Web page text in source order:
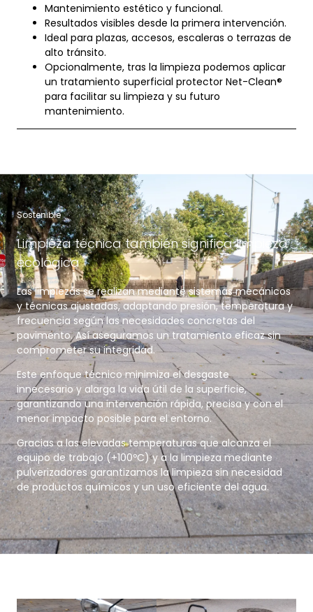
Mantenimiento estético y funcional.
Resultados visibles desde la primera intervención.
Ideal para plazas, accesos, escaleras o terrazas de
alto tránsito.
Opcionalmente, tras la limpieza podemos aplicar
un tratamiento superficial protector Net-Clean®
para facilitar su limpieza y su futuro
mantenimiento.
Sostenible
Limpieza técnica también significa limpieza
ecológica
Las limpiezas se realizan mediante sistemas mecánicos
y técnicas ajustadas, adaptando presión, temperatura y
frecuencia según las necesidades concretas del
pavimento. Así aseguramos un tratamiento eficaz sin
comprometer su integridad.
Este enfoque técnico minimiza el desgaste
innecesario y alarga la vida útil de la superficie,
garantizando una intervención rápida, precisa y con el
menor impacto posible para el entorno.
Gracias a las elevadas temperaturas que alcanza el
equipo de trabajo (+100ºC) y a la limpieza mediante
pulverizadores garantizamos la limpieza sin necesidad
de productos químicos y un uso eficiente del agua.